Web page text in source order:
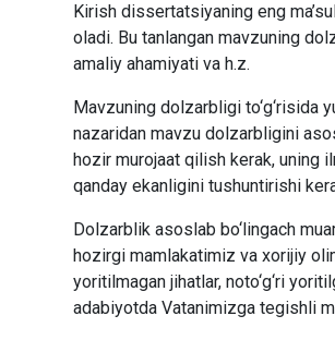
Kirish dissertatsiyaning eng
oladi. Bu tanlangan mavzuning
amaliy ahamiyati va h.z.
Mavzuning dolzarbligi to‘g‘risida
nazaridan mavzu dolzarbligini
hozir murojaat qilish kerak, uning
qanday ekanligini tushuntirishi
Dolzarblik asoslab bo‘lingach
hozirgi mamlakatimiz va xorijiy
yoritilmagan jihatlar, noto‘g‘ri
adabiyotda Vatanimizga tegishli